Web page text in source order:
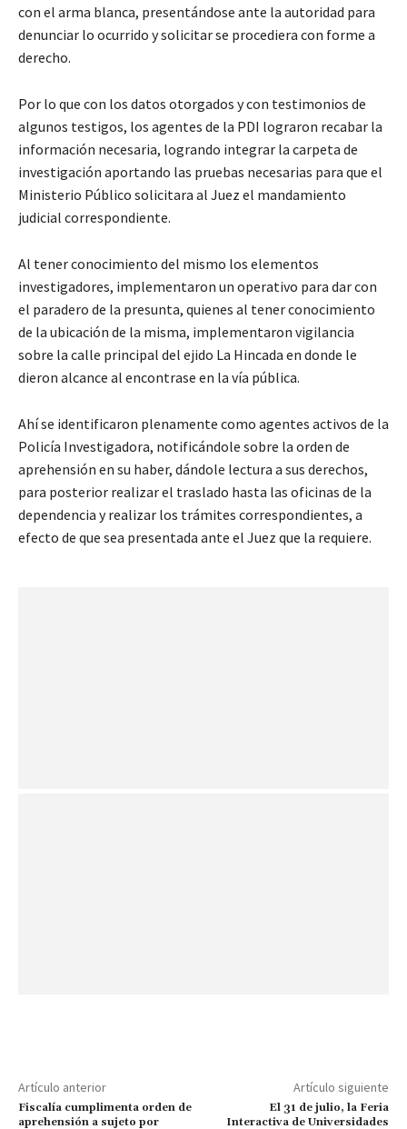
con el arma blanca, presentándose ante la autoridad para
denunciar lo ocurrido y solicitar se procediera con forme a
derecho.
Por lo que con los datos otorgados y con testimonios de
algunos testigos, los agentes de la PDI lograron recabar la
información necesaria, logrando integrar la carpeta de
investigación aportando las pruebas necesarias para que el
Ministerio Público solicitara al Juez el mandamiento
judicial correspondiente.
Al tener conocimiento del mismo los elementos
investigadores, implementaron un operativo para dar con
el paradero de la presunta, quienes al tener conocimiento
de la ubicación de la misma, implementaron vigilancia
sobre la calle principal del ejido La Hincada en donde le
dieron alcance al encontrase en la vía pública.
Ahí se identificaron plenamente como agentes activos de la
Policía Investigadora, notificándole sobre la orden de
aprehensión en su haber, dándole lectura a sus derechos,
para posterior realizar el traslado hasta las oficinas de la
dependencia y realizar los trámites correspondientes, a
efecto de que sea presentada ante el Juez que la requiere.
Artículo anterior
Fiscalía cumplimenta orden de
aprehensión a sujeto por
Artículo siguiente
El 31 de julio, la Feria
Interactiva de Universidades